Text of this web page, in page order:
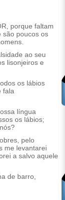
porque faltam
são poucos os
ao seu
lisonjeiros e
os lábios
fala
língua
os lábios;
pelo
me levantarei
a salvo aquele
de barro,